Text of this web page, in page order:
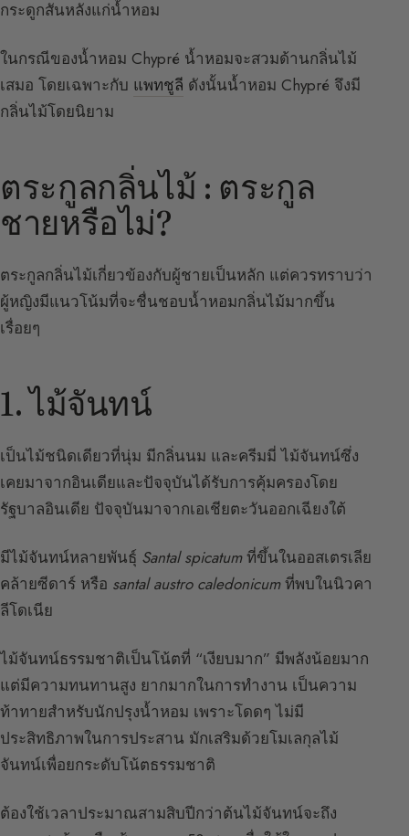
กระดูกสันหลังแก่น้ำหอม
ในกรณีของน้ำหอม Chypré น้ำหอมจะสวมด้านกลิ่นไม้
เสมอ โดยเฉพาะกับ แพทชูลี ดังนั้นน้ำหอม Chypré จึงมี
กลิ่นไม้โดยนิยาม
ตระกูลกลิ่นไม้ : ตระกูล
ชายหรือไม่?
ตระกูลกลิ่นไม้เกี่ยวข้องกับผู้ชายเป็นหลัก แต่ควรทราบว่า
ผู้หญิงมีแนวโน้มที่จะชื่นชอบน้ำหอมกลิ่นไม้มากขึ้น
เรื่อยๆ
1. ไม้จันทน์
เป็นไม้ชนิดเดียวที่นุ่ม มีกลิ่นนม และครีมมี่ ไม้จันทน์ซึ่ง
เคยมาจากอินเดียและปัจจุบันได้รับการคุ้มครองโดย
รัฐบาลอินเดีย ปัจจุบันมาจากเอเชียตะวันออกเฉียงใต้
มีไม้จันทน์หลายพันธุ์ Santal spicatumที่ขึ้นในออสเตรเลีย
คล้ายซีดาร์ หรือ santal austro caledonicumที่พบในนิวคา
ลีโดเนีย
ไม้จันทน์ธรรมชาติเป็นโน้ตที่ “เงียบมาก” มีพลังน้อยมาก
แต่มีความทนทานสูง ยากมากในการทำงาน เป็นความ
ท้าทายสำหรับนักปรุงน้ำหอม เพราะโดดๆ ไม่มี
ประสิทธิภาพในการประสาน มักเสริมด้วยโมเลกุลไม้
จันทน์เพื่อยกระดับโน้ตธรรมชาติ
ต้องใช้เวลาประมาณสามสิบปีกว่าต้นไม้จันทน์จะถึง